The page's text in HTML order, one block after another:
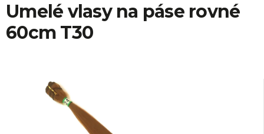
Umelé vlasy na páse rovné
60cm T30
e
t